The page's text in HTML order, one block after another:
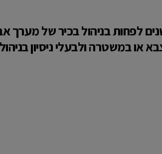
לפחות בניהול בכיר של מערך
או במשטרה ולבעלי ניסיון בניהול